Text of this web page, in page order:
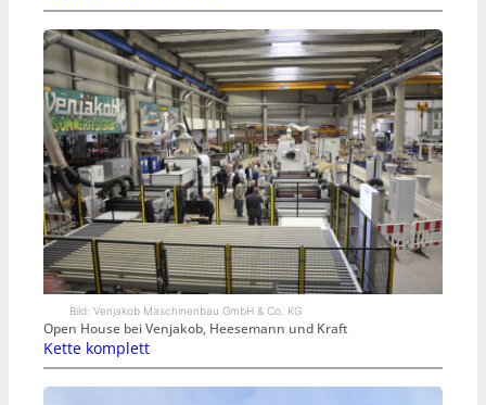
Bild: Venjakob Maschinenbau GmbH & Co. KG
Open House bei Venjakob, Heesemann und Kraft
Kette komplett